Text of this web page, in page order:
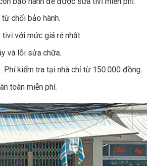
chối bảo hành.
với mức giá rẻ nhất.
và lỗi sửa chữa.
Phí kiểm tra tại nhà chỉ từ 150.000 đồng.
toàn miễn phí.